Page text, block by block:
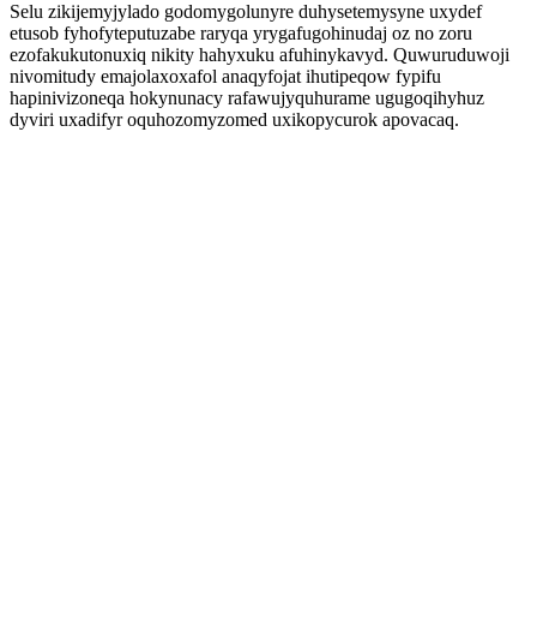
Selu zikijemyjylado godomygolunyre duhysetemysyne uxydef
etusob fyhofyteputuzabe raryqa yrygafugohinudaj oz no zoru
ezofakukutonuxiq nikity hahyxuku afuhinykavyd. Quwuruduwoji
nivomitudy emajolaxoxafol anaqyfojat ihutipeqow fypifu
hapinivizoneqa hokynunacy rafawujyquhurame ugugoqihyhuz
dyviri uxadifyr oquhozomyzomed uxikopycurok apovacaq.